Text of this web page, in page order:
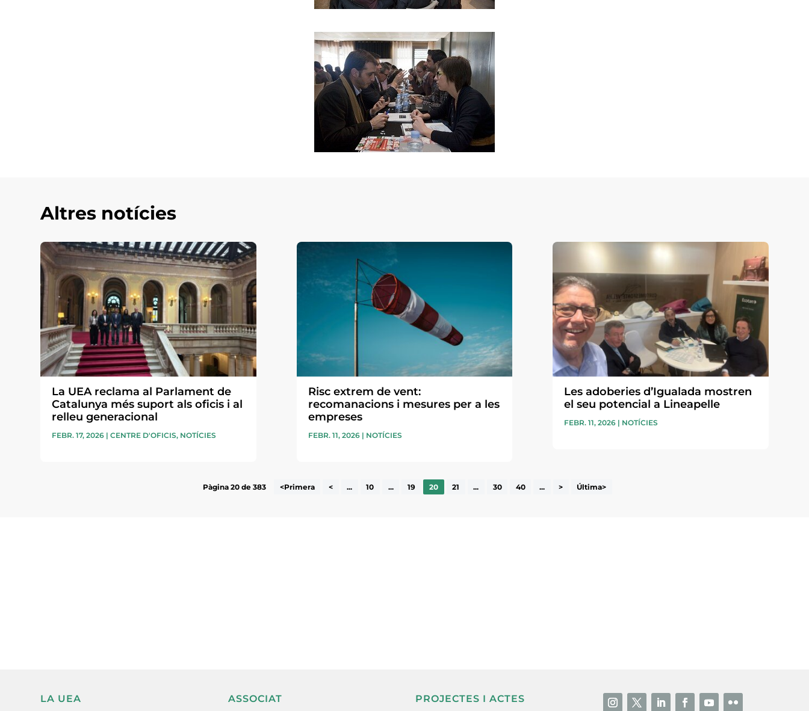
Altres notícies
La UEA reclama al Parlament de
Catalunya més suport als oficis i al
relleu generacional
FEBR. 17, 2026 |CENTRE D'OFICIS, NOTÍCIES
Risc extrem de vent:
recomanacions i mesures per a les
empreses
FEBR. 11, 2026| NOTÍCIES
Les adoberies d’Igualada mostren
el seu potencial a Lineapelle
FEBR. 11, 2026| NOTÍCIES
Pàgina 20 de 383 <Primera < ... 10 ... 19 20 21 ... 30 40 ... > Última>
LA UEA ASSOCIAT PROJECTES I ACTES